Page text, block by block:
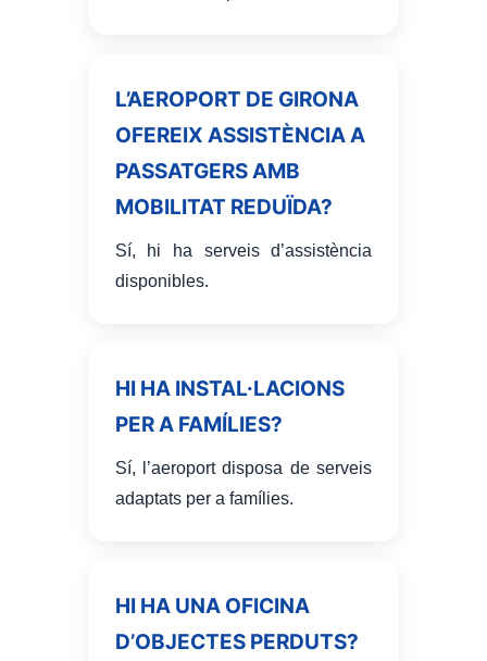
L’AEROPORT DE GIRONA
OFEREIX ASSISTÈNCIA A
PASSATGERS AMB
MOBILITAT REDUÏDA?
Sí, hi ha serveis d’assistència
disponibles.
HI HA INSTAL·LACIONS
PER A FAMÍLIES?
Sí, l’aeroport disposa de serveis
adaptats per a famílies.
HI HA UNA OFICINA
D’OBJECTES PERDUTS?